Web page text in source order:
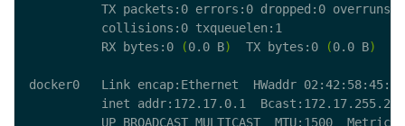
          RX bytes:0
(0.0 B)
  TX bytes:0
(0.0 B)